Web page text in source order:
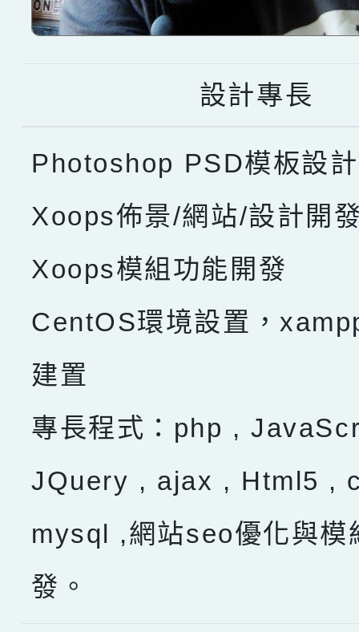
設計專長
Photoshop PSD模板設計
Xoops佈景/網站/設計開
Xoops模組功能開發
CentOS環境設置，
建置
專長程式：php ,
JQuery , ajax , Html5 ,
mysql ,網站seo優化與模
發。